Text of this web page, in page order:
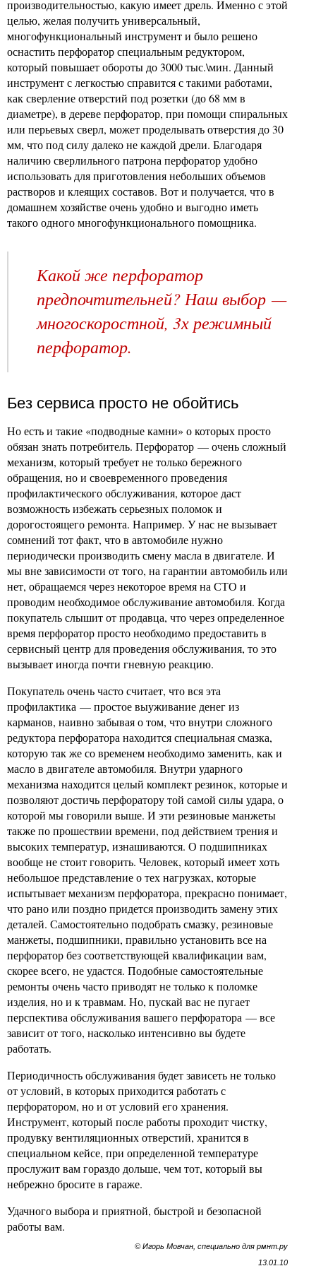
производительностью, какую имеет дрель. Именно с этой
целью, желая получить универсальный,
многофункциональный инструмент и было решено
оснастить перфоратор специальным редуктором,
который повышает обороты до 3000 тыс.\мин. Данный
инструмент с легкостью справится с такими работами,
как сверление отверстий под розетки (до 68 мм в
диаметре), в дереве перфоратор, при помощи спиральных
или перьевых сверл, может проделывать отверстия до 30
мм, что под силу далеко не каждой дрели. Благодаря
наличию сверлильного патрона перфоратор удобно
использовать для приготовления небольших объемов
растворов и клеящих составов. Вот и получается, что в
домашнем хозяйстве очень удобно и выгодно иметь
такого одного многофункционального помощника.
Какой же перфоратор
предпочтительней? Наш выбор —
многоскоростной, 3х режимный
перфоратор.
Без сервиса просто не обойтись
Но есть и такие «подводные камни» о которых просто
обязан знать потребитель. Перфоратор — очень сложный
механизм, который требует не только бережного
обращения, но и своевременного проведения
профилактического обслуживания, которое даст
возможность избежать серьезных поломок и
дорогостоящего ремонта. Например. У нас не вызывает
сомнений тот факт, что в автомобиле нужно
периодически производить смену масла в двигателе. И
мы вне зависимости от того, на гарантии автомобиль или
нет, обращаемся через некоторое время на СТО и
проводим необходимое обслуживание автомобиля. Когда
покупатель слышит от продавца, что через определенное
время перфоратор просто необходимо предоставить в
сервисный центр для проведения обслуживания, то это
вызывает иногда почти гневную реакцию.
Покупатель очень часто считает, что вся эта
профилактика — простое выуживание денег из
карманов, наивно забывая о том, что внутри сложного
редуктора перфоратора находится специальная смазка,
которую так же со временем необходимо заменить, как и
масло в двигателе автомобиля. Внутри ударного
механизма находится целый комплект резинок, которые и
позволяют достичь перфоратору той самой силы удара, о
которой мы говорили выше. И эти резиновые манжеты
также по прошествии времени, под действием трения и
высоких температур, изнашиваются. О подшипниках
вообще не стоит говорить. Человек, который имеет хоть
небольшое представление о тех нагрузках, которые
испытывает механизм перфоратора, прекрасно понимает,
что рано или поздно придется производить замену этих
деталей. Самостоятельно подобрать смазку, резиновые
манжеты, подшипники, правильно установить все на
перфоратор без соответствующей квалификации вам,
скорее всего, не удастся. Подобные самостоятельные
ремонты очень часто приводят не только к поломке
изделия, но и к травмам. Но, пускай вас не пугает
перспектива обслуживания вашего перфоратора — все
зависит от того, насколько интенсивно вы будете
работать.
Периодичность обслуживания будет зависеть не только
от условий, в которых приходится работать с
перфоратором, но и от условий его хранения.
Инструмент, который после работы проходит чистку,
продувку вентиляционных отверстий, хранится в
специальном кейсе, при определенной температуре
прослужит вам гораздо дольше, чем тот, который вы
небрежно бросите в гараже.
Удачного выбора и приятной, быстрой и безопасной
работы вам.
© Игорь Мовчан, специально для рмнт.ру
13.01.10